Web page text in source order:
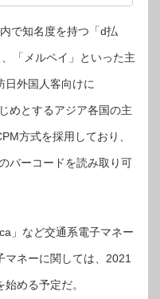
で知名度を持つ「d払
「メルペイ」といった主
日外国人客向けに
めとするアジア各国の主
方式を採用しており、
バーコードを読み取り可
」など交通系電子マネー
マネーに関しては、2021
める予定だ。